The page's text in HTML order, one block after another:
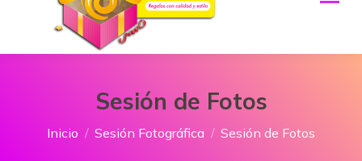
Sesión de Fotos
Estás aquí:
Inicio Sesión Fotográfica Sesión de Fotos